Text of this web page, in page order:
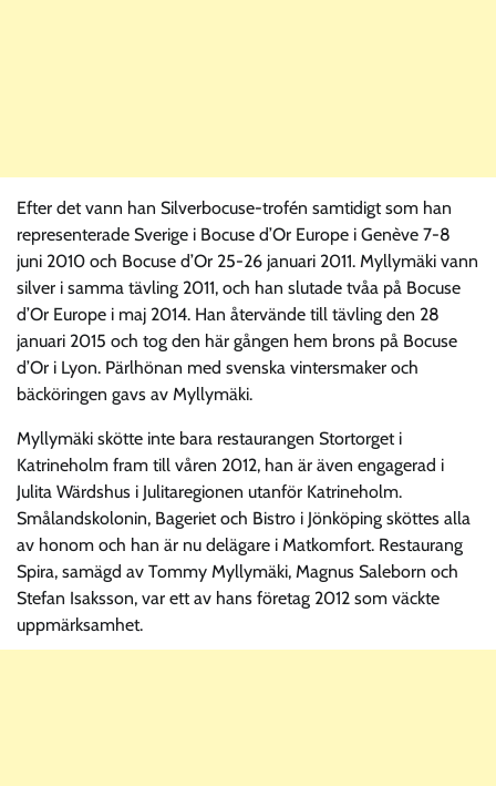
Efter det vann han Silverbocuse-trofén samtidigt som han
representerade Sverige i Bocuse d’Or Europe i Genève 7-8
juni 2010 och Bocuse d’Or 25-26 januari 2011. Myllymäki vann
silver i samma tävling 2011, och han slutade tvåa på Bocuse
d’Or Europe i maj 2014. Han återvände till tävling den 28
januari 2015 och tog den här gången hem brons på Bocuse
d’Or i Lyon. Pärlhönan med svenska vintersmaker och
bäcköringen gavs av Myllymäki.
Myllymäki skötte inte bara restaurangen Stortorget i
Katrineholm fram till våren 2012, han är även engagerad i
Julita Wärdshus i Julitaregionen utanför Katrineholm.
Smålandskolonin, Bageriet och Bistro i Jönköping sköttes alla
av honom och han är nu delägare i Matkomfort. Restaurang
Spira, samägd av Tommy Myllymäki, Magnus Saleborn och
Stefan Isaksson, var ett av hans företag 2012 som väckte
uppmärksamhet.